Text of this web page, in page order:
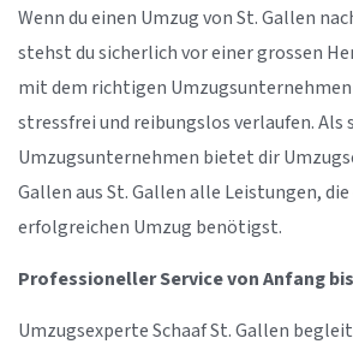
Wenn du einen Umzug von St. Gallen
stehst du sicherlich vor einer grossen
mit dem richtigen Umzugsunternehmen
stressfrei und reibungslos verlaufen. Als
Umzugsunternehmen bietet dir
Gallen aus St. Gallen alle Leistungen,
erfolgreichen Umzug benötigst.
Professioneller Service von Anfang
Umzugsexperte Schaaf St. Gallen